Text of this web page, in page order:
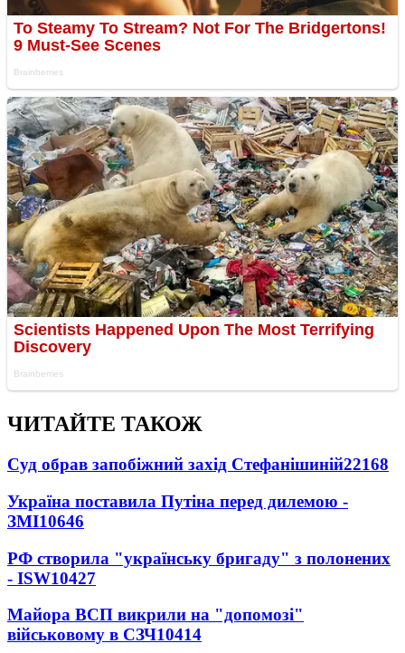
ЧИТАЙТЕ ТАКОЖ
Суд обрав запобіжний захід Стефанішиній22168
Україна поставила Путіна перед дилемою -
ЗМІ10646
РФ створила "українську бригаду" з полонених
- ISW10427
Майора ВСП викрили на "допомозі"
військовому в СЗЧ10414